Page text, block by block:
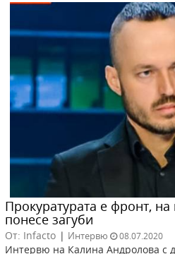
Прокуратурата е фронт,
понесе загуби
От: Infacto | Интервю 08.07.2020
Интервю на Калина Андролова с